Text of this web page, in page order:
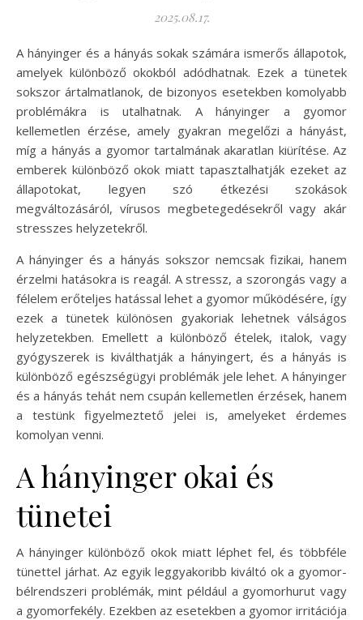
2025.08.17.
A hányinger és a hányás sokak számára ismerős állapotok,
amelyek különböző okokból adódhatnak. Ezek a tünetek
sokszor ártalmatlanok, de bizonyos esetekben komolyabb
problémákra is utalhatnak. A hányinger a gyomor
kellemetlen érzése, amely gyakran megelőzi a hányást,
míg a hányás a gyomor tartalmának akaratlan kiürítése. Az
emberek különböző okok miatt tapasztalhatják ezeket az
állapotokat, legyen szó étkezési szokások
megváltozásáról, vírusos megbetegedésekről vagy akár
stresszes helyzetekről.
A hányinger és a hányás sokszor nemcsak fizikai, hanem
érzelmi hatásokra is reagál. A stressz, a szorongás vagy a
félelem erőteljes hatással lehet a gyomor működésére, így
ezek a tünetek különösen gyakoriak lehetnek válságos
helyzetekben. Emellett a különböző ételek, italok, vagy
gyógyszerek is kiválthatják a hányingert, és a hányás is
különböző egészségügyi problémák jele lehet. A hányinger
és a hányás tehát nem csupán kellemetlen érzések, hanem
a testünk figyelmeztető jelei is, amelyeket érdemes
komolyan venni.
A hányinger okai és
tünetei
A hányinger különböző okok miatt léphet fel, és többféle
tünettel járhat. Az egyik leggyakoribb kiváltó ok a gyomor-
bélrendszeri problémák, mint például a gyomorhurut vagy
a gyomorfekély. Ezekben az esetekben a gyomor irritációja